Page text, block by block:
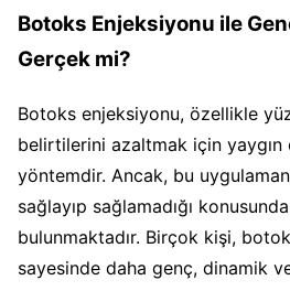
Botoks Enjeksiyonu ile
Gerçek mi?
Botoks enjeksiyonu, özellikle yüz
belirtilerini azaltmak için
yöntemdir. Ancak, bu
sağlayıp sağlamadığı
bulunmaktadır. Birçok kişi,
sayesinde daha genç, dinamik